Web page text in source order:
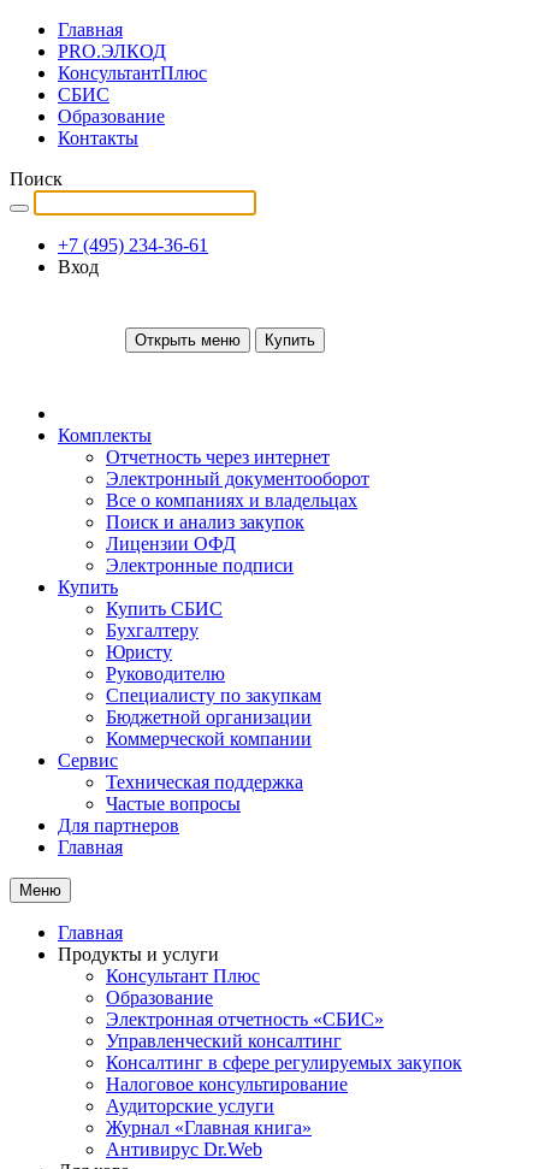
Главная
PRO.ЭЛКОД
КонсультантПлюс
СБИС
Образование
Контакты
Поиск
+7 (495) 234-36-61
Вход
Открыть меню Купить
Комплекты
Отчетность через интернет
Электронный документооборот
Все о компаниях и владельцах
Поиск и анализ закупок
Лицензии ОФД
Электронные подписи
Купить
Купить СБИС
Бухгалтеру
Юристу
Руководителю
Специалисту по закупкам
Бюджетной организации
Коммерческой компании
Сервис
Техническая поддержка
Частые вопросы
Для партнеров
Главная
Меню
Главная
Продукты и услуги
Консультант Плюс
Образование
Электронная отчетность «СБИС»
Управленческий консалтинг
Консалтинг в сфере регулируемых закупок
Налоговое консультирование
Аудиторские услуги
Журнал «Главная книга»
Антивирус Dr.Web